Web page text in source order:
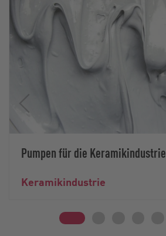
Pumpen für die Keramikindustrie
Keramikindustrie